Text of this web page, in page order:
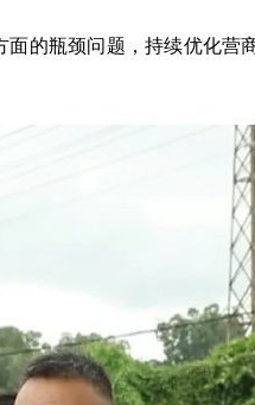
的瓶颈问题，持续优化营